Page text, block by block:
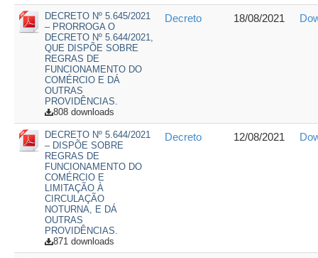
DECRETO Nº 5.645/2021
– PRORROGA O
DECRETO Nº 5.644/2021,
QUE DISPÕE SOBRE
REGRAS DE
FUNCIONAMENTO DO
COMÉRCIO E DÁ
OUTRAS
PROVIDÊNCIAS.
808 downloads
Decreto 18/08/2021
DECRETO Nº 5.644/2021
– DISPÕE SOBRE
REGRAS DE
FUNCIONAMENTO DO
COMÉRCIO E
LIMITAÇÃO À
CIRCULAÇÃO
NOTURNA, E DÁ
OUTRAS
PROVIDÊNCIAS.
871 downloads
Decreto 12/08/2021